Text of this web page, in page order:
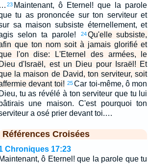
… 23 Maintenant, ô Eternel! que la parole
tu as prononcée sur ton serviteur et
sa maison subsiste éternellement, et
selon ta parole!
24 Qu'elle subsiste,
que ton nom soit à jamais glorifié et
l'on dise: L'Eternel des armées, le
Dieu d'Israël, est un Dieu pour Israël! Et
la maison de David, ton serviteur, soit
devant toi! 25Car toi-même, ô mon
Dieu, tu as révélé à ton serviteur que tu lui
bâtirais une maison. C'est pourquoi ton
a osé prier devant toi.…
Références Croisées
Chroniques 17:23
Maintenant, ô Eternel! que la parole que tu